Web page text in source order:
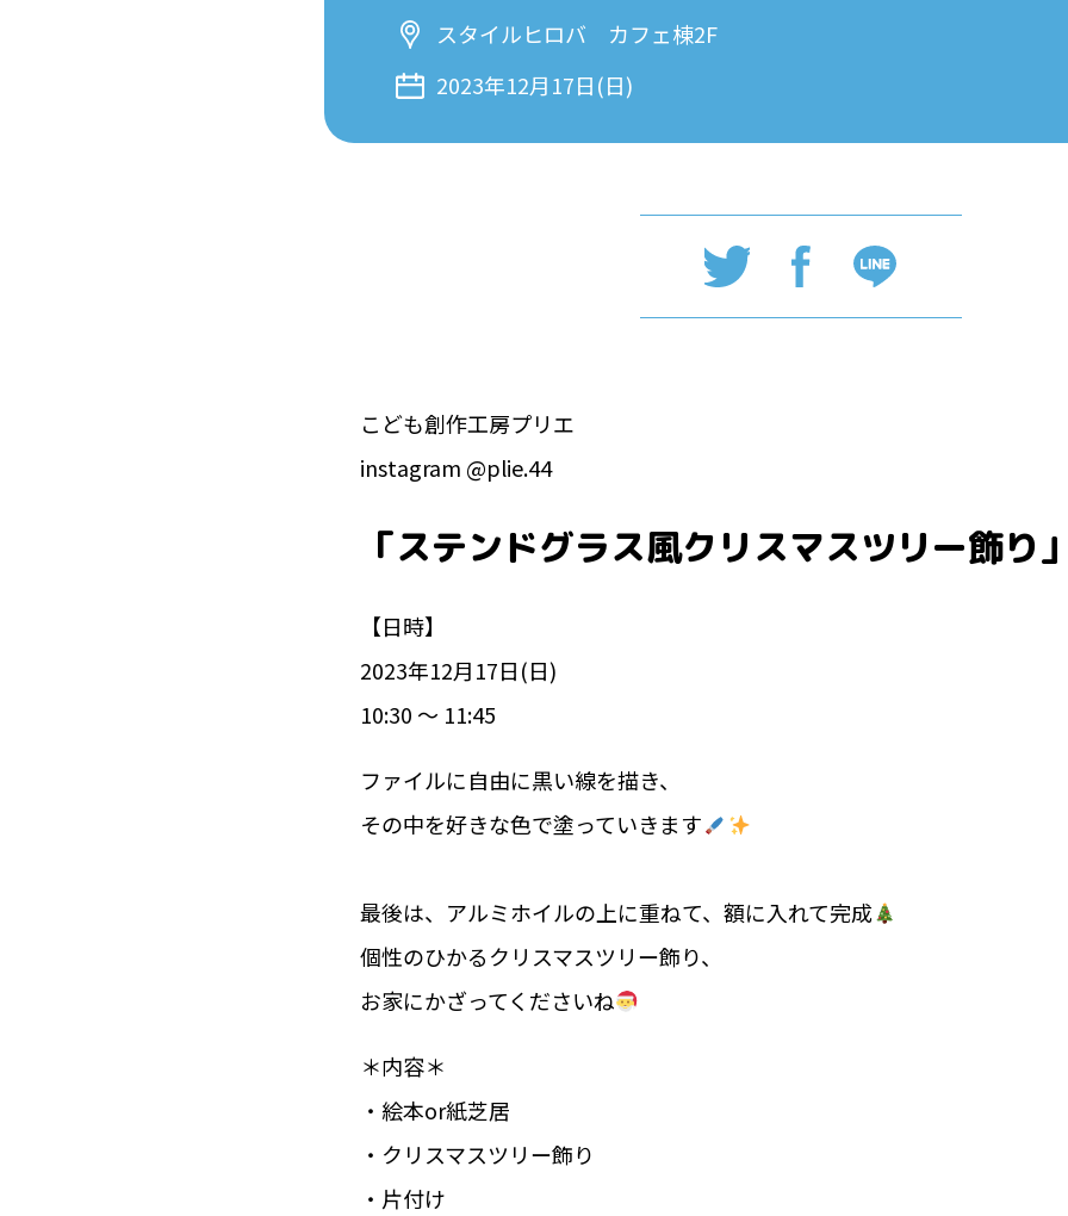
スタイルヒロバ カフェ棟2F
2023年12月17日(日)
こども創作工房プリエ
instagram @plie.44
「ステンドグラス風クリスマスツリー飾り
【日時】
2023年12月17日(日)
10:30 〜 11:45
ファイルに自由に黒い線を描き、
その中を好きな色で塗っていきます
最後は、アルミホイルの上に重ねて、額に入れて完成
個性のひかるクリスマスツリー飾り、
お家にかざってくださいね
＊内容＊
・絵本or紙芝居
・クリスマスツリー飾り
・片付け